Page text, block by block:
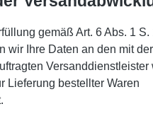
gemäß Art. 6 Abs. 1 S.
wir Ihre Daten an den mit der
Versanddienstleister
Lieferung bestellter Waren